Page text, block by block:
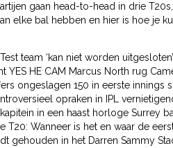
gaan head-to-head in drie
elke bal hebben en hier is hoe je
team ‘kan niet worden
YES HE CAM Marcus North rug
ongeslagen 150 in eerste innings
opraken in IPL
in een haast horloge Surrey
T20: Wanneer is het en waar de
gehouden in het Darren Sammy